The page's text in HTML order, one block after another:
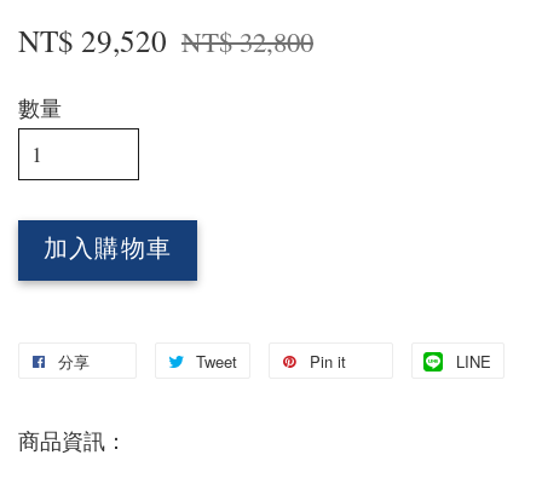
NT$ 29,520 NT$ 32,800
數量
加入購物車
分享 Tweet Pin it LINE
商品資訊：